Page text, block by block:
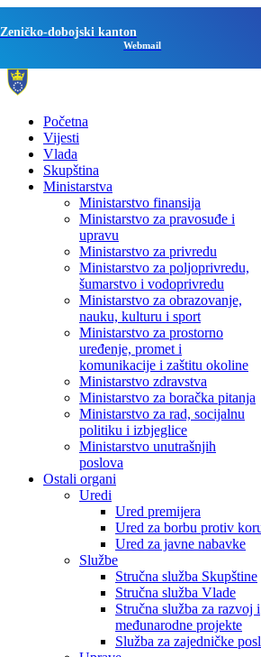
Zeničko-dobojski kanton
Webmail
Početna
Vijesti
Vlada
Skupština
Ministarstva
Ministarstvo finansija
Ministarstvo za pravosuđe i
upravu
Ministarstvo za privredu
Ministarstvo za poljoprivredu,
šumarstvo i vodoprivredu
Ministarstvo za obrazovanje,
nauku, kulturu i sport
Ministarstvo za prostorno
uređenje, promet i
komunikacije i zaštitu okoline
Ministarstvo zdravstva
Ministarstvo za boračka pitanja
Ministarstvo za rad, socijalnu
politiku i izbjeglice
Ministarstvo unutrašnjih
poslova
Ostali organi
Uredi
Ured premijera
Ured za borbu protiv
Ured za javne nabavke
Službe
Stručna služba Skupštine
Stručna služba Vlade
Stručna služba za razvoj i
međunarodne projekte
Služba za zajedničke